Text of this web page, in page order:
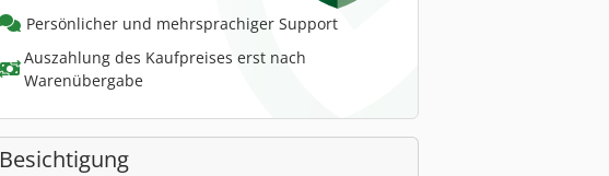
Persönlicher und mehrsprachiger Support
Auszahlung des Kaufpreises erst nach
Warenübergabe
Besichtigung